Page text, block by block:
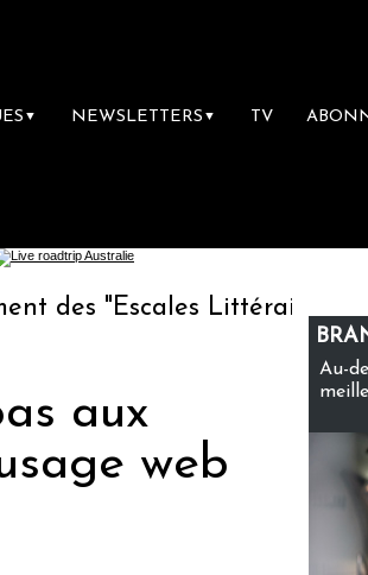
▼ NEWSLETTERS ▼ TV
Littéraires", la
aux
web
Au-